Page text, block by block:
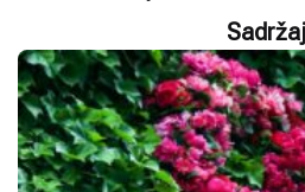
Sadržaj